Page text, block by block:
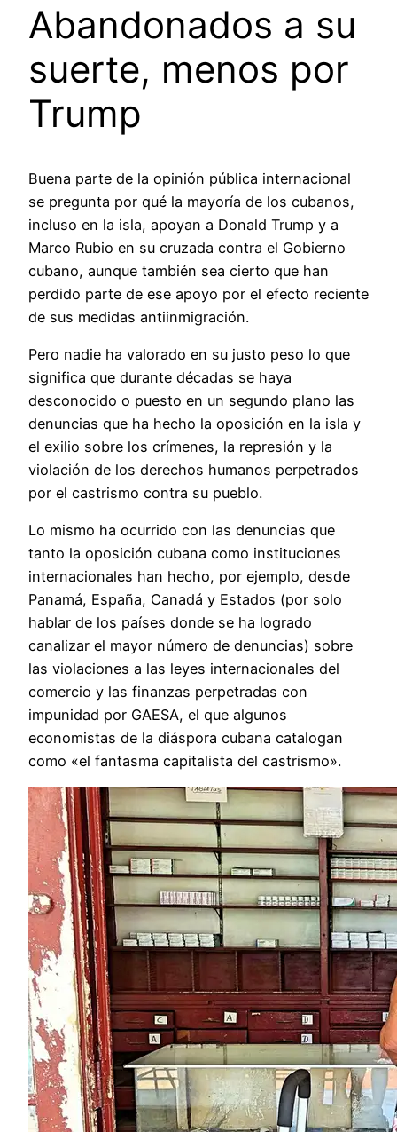
Abandonados a su
suerte, menos por
Trump
Buena parte de la opinión pública internacional
se pregunta por qué la mayoría de los cubanos,
incluso en la isla, apoyan a Donald Trump y a
Marco Rubio en su cruzada contra el Gobierno
cubano, aunque también sea cierto que han
perdido parte de ese apoyo por el efecto reciente
de sus medidas antiinmigración.
Pero nadie ha valorado en su justo peso lo que
significa que durante décadas se haya
desconocido o puesto en un segundo plano las
denuncias que ha hecho la oposición en la isla y
el exilio sobre los crímenes, la represión y la
violación de los derechos humanos perpetrados
por el castrismo contra su pueblo.
Lo mismo ha ocurrido con las denuncias que
tanto la oposición cubana como instituciones
internacionales han hecho, por ejemplo, desde
Panamá, España, Canadá y Estados (por solo
hablar de los países donde se ha logrado
canalizar el mayor número de denuncias) sobre
las violaciones a las leyes internacionales del
comercio y las finanzas perpetradas con
impunidad por GAESA, el que algunos
economistas de la diáspora cubana catalogan
como «el fantasma capitalista del castrismo».